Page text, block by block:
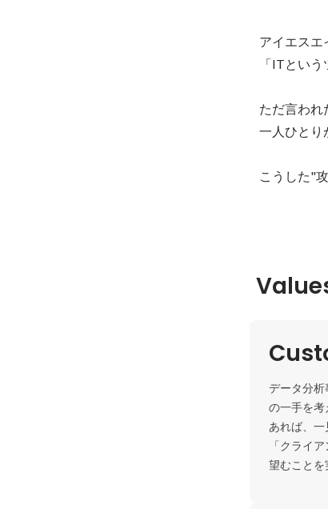
アイエスエ
「ITとい
ただ言われ
一人ひとり
こうした"
データ分
の一手を
あれば、一
「クライ
望むことを